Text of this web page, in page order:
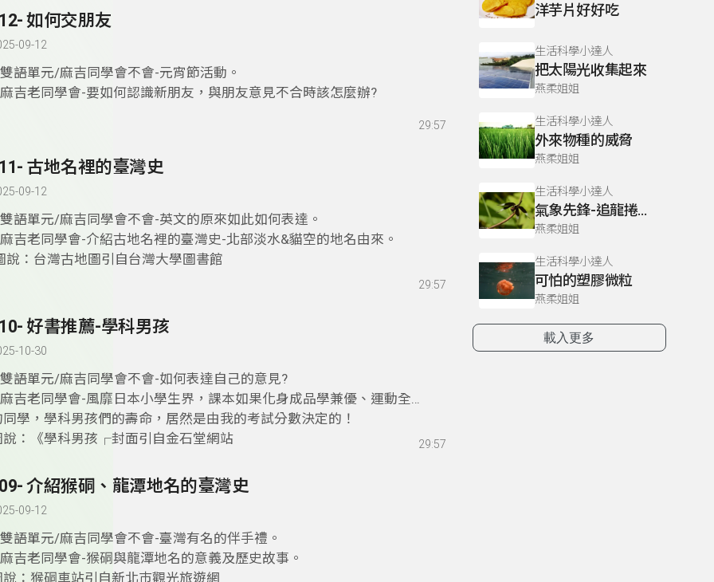
如何交朋友
09-12
語單元/麻吉同學會不會-元宵節活動。
吉老同學會-要如何認識新朋友，與朋友意見不合時該怎麼辦?
29:57
古地名裡的臺灣史
09-12
語單元/麻吉同學會不會-英文的原來如此如何表達。
吉老同學會-介紹古地名裡的臺灣史-北部淡水&貓空的地名由來。
說：台灣古地圖引自台灣大學圖書館
29:57
好書推薦-學科男孩
10-30
語單元/麻吉同學會不會-如何表達自己的意見?
吉老同學會-風靡日本小學生界，課本如果化身成品學兼優、運動全能
同學，學科男孩們的壽命，居然是由我的考試分數決定的！
說：《學科男孩┌封面引自金石堂網站
29:57
介紹猴硐、龍潭地名的臺灣史
09-12
語單元/麻吉同學會不會-臺灣有名的伴手禮。
吉老同學會-猴硐與龍潭地名的意義及歷史故事。
說：猴硐車站引自新北巿觀光旅遊網
洋芋片好好吃
生活科學小達人
把太陽光收集起來
燕柔姐姐
生活科學小達人
外來物種的威脅
燕柔姐姐
生活科學小達人
氣象先鋒-追龍捲風的人
燕柔姐姐
生活科學小達人
可怕的塑膠微粒
燕柔姐姐
載入更多